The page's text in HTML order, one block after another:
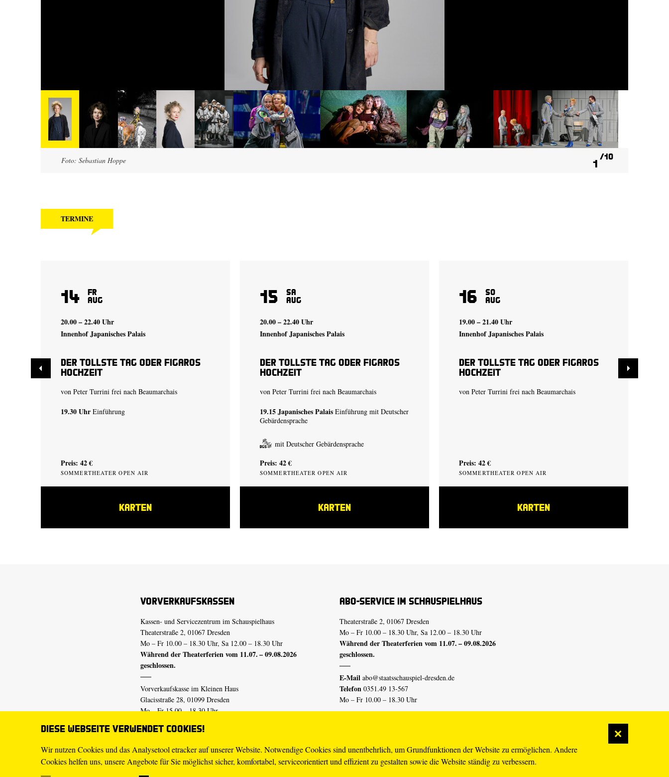
Diese Webseite verwendet Cookies!
Wir nutzen Cookies und das Analysetool etracker auf unserer Website. Notwendige Cookies sind unentbehrlich, um Grundfunktionen der Website zu ermöglichen. Andere
Cookies helfen uns, unsere Angebote für Sie möglichst sicher, komfortabel, serviceorientiert und effizient zu gestalten sowie die Website ständig zu verbessern.
Foto: Sebastian Hoppe 1
10
TERMINE
14 Fr
Aug
20.00 – 22.40 Uhr
Innenhof Japanisches Palais
Der tollste Tag oder Figaros
Hochzeit
von Peter Turrini frei nach Beaumarchais
19.30 Uhr Einführung
Preis: 42 €
SOMMERTHEATER OPEN AIR
KARTEN
15 Sa
Aug
20.00 – 22.40 Uhr
Innenhof Japanisches Palais
Der tollste Tag oder Figaros
Hochzeit
von Peter Turrini frei nach Beaumarchais
19.15Japanisches Palais Einführung mit Deutscher
Gebärdensprache
mit Deutscher Gebärdensprache
Preis: 42 €
SOMMERTHEATER OPEN AIR
KARTEN
16 So
Aug
19.00 – 21.40 Uhr
Innenhof Japanisches Palais
Der tollste Tag oder Figaros
Hochzeit
von Peter Turrini frei nach Beaumarchais
Preis: 42 €
SOMMERTHEATER OPEN AIR
KARTEN
Vorverkaufskassen
Kassen- und Servicezentrum im Schauspielhaus
Theaterstraße 2, 01067 Dresden
Mo – Fr 10.00 – 18.30 Uhr, Sa 12.00 – 18.30 Uhr
Während der Theaterferien vom 11.07. – 09.08.2026
geschlossen.
Vorverkaufskasse im Kleinen Haus
Glacisstraße 28, 01099 Dresden
Mo – Fr 15.00 – 18.30 Uhr
geschlossen.
E-Mail tickets@staatsschauspiel-dresden.de
Abo-Service im Schauspielhaus
Theaterstraße 2, 01067 Dresden
Mo – Fr 10.00 – 18.30 Uhr, Sa 12.00 – 18.30 Uhr
Während der Theaterferien vom 11.07. – 09.08.2026
geschlossen.
E-Mail abo@staatsschauspiel-dresden.de
Telefon 0351.49 13-567
Mo – Fr 10.00 – 18.30 Uhr
Erklärung Barrierefreiheit